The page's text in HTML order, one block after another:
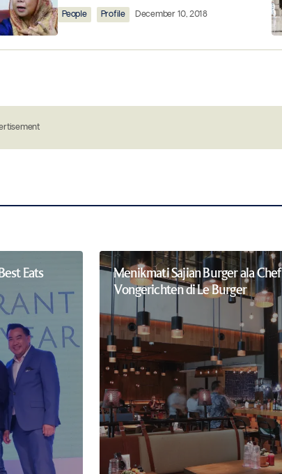
*
Save my name, email, and website in this browser for
People Profile December 10, 2018
Eats
Menikmati Sajian Burger ala Chef
Vongerichten di Le Burger